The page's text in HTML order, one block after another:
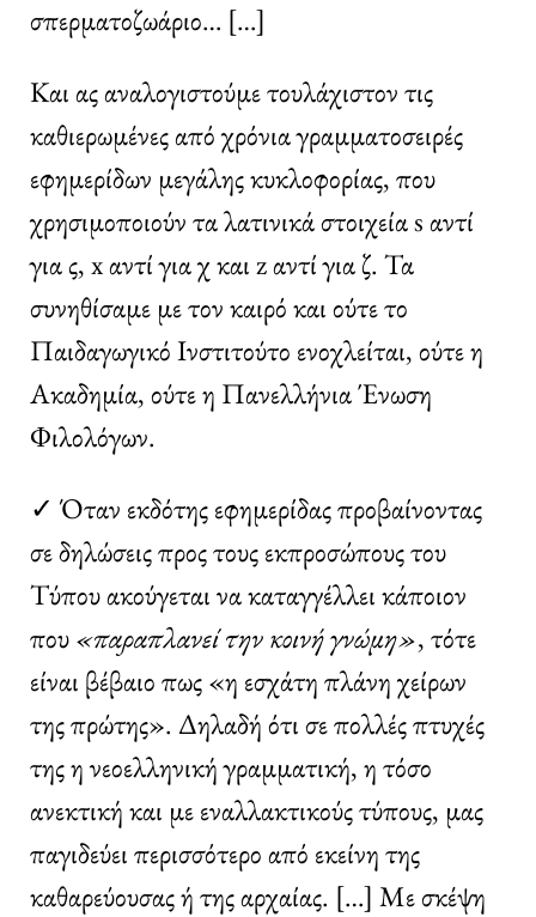
σπερματοζωάριο… […]
Και ας αναλογιστούμε τουλάχιστον τις
καθιερωμένες από χρόνια γραμματοσειρές
εφημερίδων μεγάλης κυκλοφορίας, που
χρησιμοποιούν τα λατινικά στοιχεία s αντί
για ς, x αντί για χ και z αντί για ζ. Τα
συνηθίσαμε με τον καιρό και ούτε το
Παιδαγωγικό Ινστιτούτο ενοχλείται, ούτε η
Ακαδημία, ούτε η Πανελλήνια Ένωση
Φιλολόγων.
✓ Όταν εκδότης εφημερίδας προβαίνοντας
σε δηλώσεις προς τους εκπροσώπους του
Τύπου ακούγεται να καταγγέλλει κάποιον
που«παραπλανεί την κοινή γνώμη», τότε
είναι βέβαιο πως «η εσχάτη πλάνη χείρων
της πρώτης». Δηλαδή ότι σε πολλές πτυχές
της η νεοελληνική γραμματική, η τόσο
ανεκτική και με εναλλακτικούς τύπους, μας
παγιδεύει περισσότερο από εκείνη της
καθαρεύουσας ή της αρχαίας. […] Με σκέψη